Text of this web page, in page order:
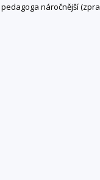
náročnější